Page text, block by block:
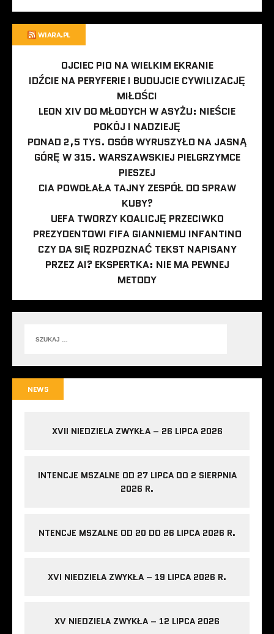
WIARA.PL
OJCIEC PIO NA WIELKIM EKRANIE
IDŹCIE NA PERYFERIE I BUDUJCIE CYWILIZACJĘ
MIŁOŚCI
LEON XIV DO MŁODYCH W ASYŻU: NIEŚCIE
POKÓJ I NADZIEJĘ
PONAD 2,5 TYS. OSÓB WYRUSZYŁO NA JASNĄ
GÓRĘ W 315. WARSZAWSKIEJ PIELGRZYMCE
PIESZEJ
CIA POWOŁAŁA TAJNY ZESPÓŁ DO SPRAW
KUBY?
UEFA TWORZY KOALICJĘ PRZECIWKO
PREZYDENTOWI FIFA GIANNIEMU INFANTINO
CZY DA SIĘ ROZPOZNAĆ TEKST NAPISANY
PRZEZ AI? EKSPERTKA: NIE MA PEWNEJ
METODY
NEWS
XVII NIEDZIELA ZWYKŁA – 26 LIPCA 2026
INTENCJE MSZALNE OD 27 LIPCA DO 2 SIERPNIA
2026 R.
NTENCJE MSZALNE OD 20 DO 26 LIPCA 2026 R.
XVI NIEDZIELA ZWYKŁA – 19 LIPCA 2026 R.
XV NIEDZIELA ZWYKŁA – 12 LIPCA 2026